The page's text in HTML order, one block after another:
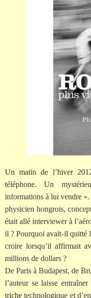
Un matin de l’hiver
téléphone. Un
informations à lui vendre ».
physicien hongrois,
était allé interviewer à
il ? Pourquoi avait-il quitté
croire lorsqu’il affirmait
millions de dollars ?
De Paris à Budapest, de
l’auteur se laisse
triche technologique et